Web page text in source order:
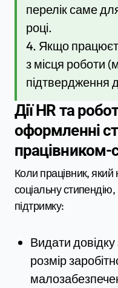
перелік саме
році.
4. Якщо
з місця роботи
підтвердження
Дії HR та
оформленні
працівником-
Коли працівник,
соціальну
підтримку:
Видати
розмір